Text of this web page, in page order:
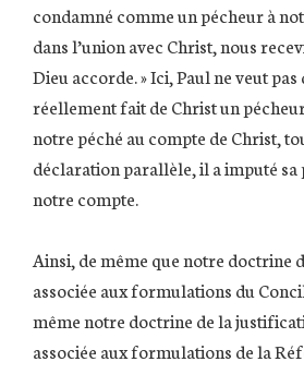
condamné comme un pécheur à
dans l’union avec Christ, nous
Dieu accorde. » Ici, Paul ne veut
réellement fait de Christ un
notre péché au compte de Christ,
déclaration parallèle, il a imputé sa
notre compte.
Ainsi, de même que notre doctrine
associée aux formulations du
même notre doctrine de la
associée aux formulations de la